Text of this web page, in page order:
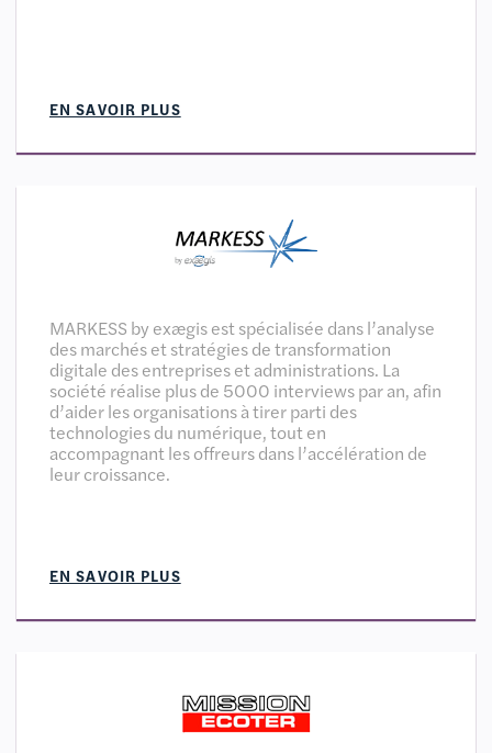
EN SAVOIR PLUS
MARKESS by exægis est spécialisée dans l’analyse
des marchés et stratégies de transformation
digitale des entreprises et administrations. La
société réalise plus de 5000 interviews par an, afin
d’aider les organisations à tirer parti des
technologies du numérique, tout en
accompagnant les offreurs dans l’accélération de
leur croissance.
EN SAVOIR PLUS